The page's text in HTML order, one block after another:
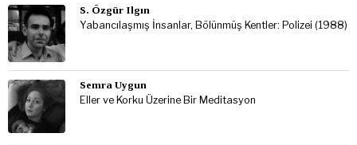
S. Özgür Ilgın
Yabancılaşmış İnsanlar, Bölünmüş Kentler: Polizei (1988)
Semra Uygun
Eller ve Korku Üzerine Bir Meditasyon